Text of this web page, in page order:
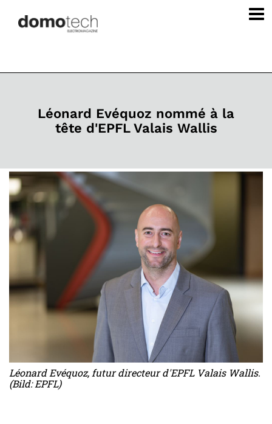
Léonard Evéquoz nommé à la
tête d'EPFL Valais Wallis
Léonard Evéquoz, futur directeur d'EPFL Valais Wallis.
(Bild: EPFL)